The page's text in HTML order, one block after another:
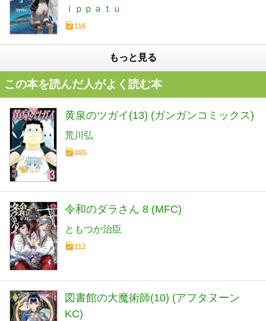
ｉｐｐａｔｕ
116
もっと見る
この本を読んだ人がよく読む本
黄泉のツガイ(13) (ガンガンコミックス)
荒川弘
485
令和のダラさん 8 (MFC)
ともつか治臣
112
図書館の大魔術師(10) (アフタヌーン
KC)